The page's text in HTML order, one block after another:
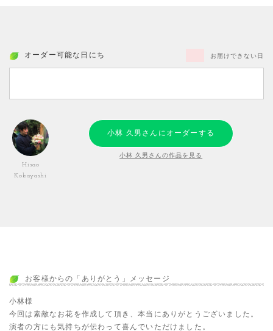
オーダー可能な日にち お届けできない日
Hisao
Kobayashi
小林 久男さんにオーダーする
小林 久男さんの作品を見る
お客様からの「ありがとう」メッセージ
小林様
今回は素敵なお花を作成して頂き、本当にありがとうございました。
演者の方にも気持ちが伝わって喜んでいただけました。